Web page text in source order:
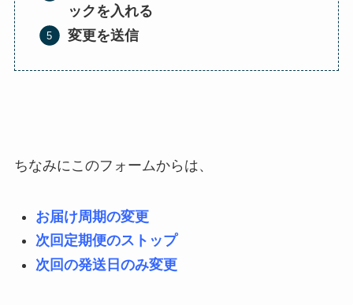
ックを入れる
変更を送信
ちなみにこのフォームからは、
お届け周期の変更
次回定期便のストップ
次回の発送日のみ変更